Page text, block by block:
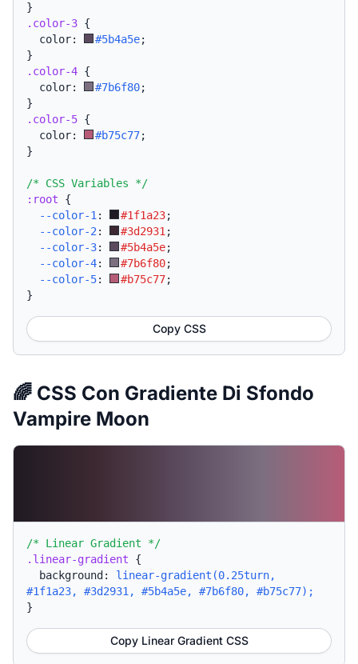
}
.color-3 {
  color:
#5b4a5e;
}
.color-4 {
  color:
#7b6f80;
}
.color-5 {
  color:
#b75c77;
}
/* CSS Variables */
:root {
--color-1 : #1f1a23;
--color-2 : #3d2931 ;
--color-3: #5b4a5e;
--color-4: #7b6f80;
--color-5: #b75c77;
}
Copy CSS
🌈 CSS Con Gradiente Di Sfondo
Vampire Moon
/* Linear Gradient */
.linear-gradient {
background: linear-gradient(0.25turn,
#1f1a23, #3d2931, #5b4a5e, #7b6f80, #b75c77);
}
Copy Linear Gradient CSS